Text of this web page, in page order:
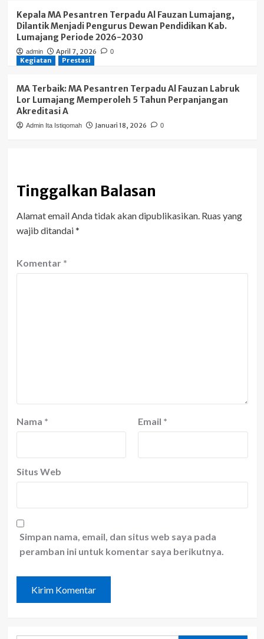
Kepala MA Pesantren Terpadu Al Fauzan Lumajang,
Dilantik Menjadi Pengurus Dewan Pendidikan Kab.
Lumajang Periode 2026-2030
admin April 7, 2026 0
Kegiatan Prestasi
MA Terbaik: MA Pesantren Terpadu Al Fauzan Labruk
Lor Lumajang Memperoleh 5 Tahun Perpanjangan
Akreditasi A
Admin Ita Istiqomah Januari 18, 2026 0
Tinggalkan Balasan
Alamat email Anda tidak akan dipublikasikan. Ruas yang
wajib ditandai*
Komentar *
Nama * Email *
Situs Web
Simpan nama, email, dan situs web saya pada
peramban ini untuk komentar saya berikutnya.